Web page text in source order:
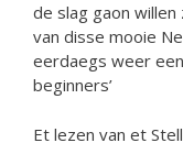
de slag gaon
van disse mooie
eerdaegs weer
beginners’
Et lezen van et